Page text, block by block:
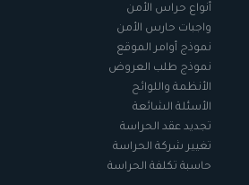
أنواع حراس الأمن
واجبات حارس الأمن
نموذج أوامر الموقع
نموذج طلب العروض
الأنظمة واللوائح
الأسئلة الشائعة
تجديد عقد الحراسة
تغيير شركة الحراسة
حاسبة تكلفة الحراسة